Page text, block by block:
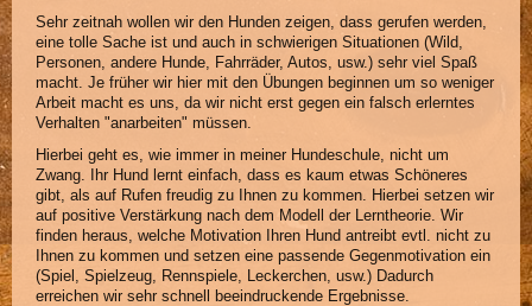
Sehr zeitnah wollen wir den Hunden zeigen, dass gerufen werden,
eine tolle Sache ist und auch in schwierigen Situationen (Wild,
Personen, andere Hunde, Fahrräder, Autos, usw.) sehr viel Spaß
macht. Je früher wir hier mit den Übungen beginnen um so weniger
Arbeit macht es uns, da wir nicht erst gegen ein falsch erlerntes
Verhalten "anarbeiten" müssen.
Hierbei geht es, wie immer in meiner Hundeschule, nicht um
Zwang. Ihr Hund lernt einfach, dass es kaum etwas Schöneres
gibt, als auf Rufen freudig zu Ihnen zu kommen. Hierbei setzen wir
auf positive Verstärkung nach dem Modell der Lerntheorie. Wir
finden heraus, welche Motivation Ihren Hund antreibt evtl. nicht zu
Ihnen zu kommen und setzen eine passende Gegenmotivation ein
(Spiel, Spielzeug, Rennspiele, Leckerchen, usw.) Dadurch
erreichen wir sehr schnell beeindruckende Ergebnisse.